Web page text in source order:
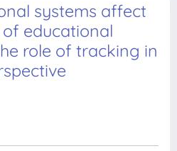
systems affect
educational
role of tracking in